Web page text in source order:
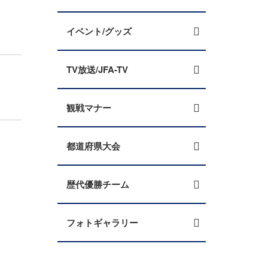
イベント/グッズ
TV放送/JFA-TV
観戦マナー
都道府県大会
歴代優勝チーム
フォトギャラリー